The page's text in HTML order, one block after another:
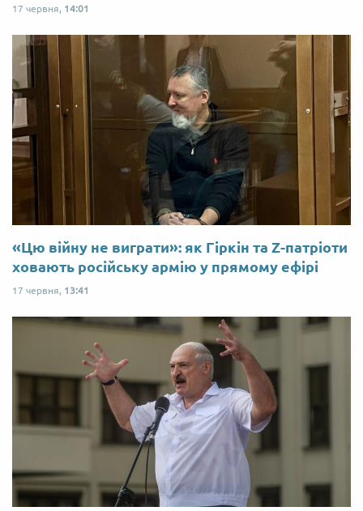
17 червня, 14:01
«Цю війну не виграти»: як Гіркін та Z-патріоти
ховають російську армію у прямому ефірі
17 червня, 13:41